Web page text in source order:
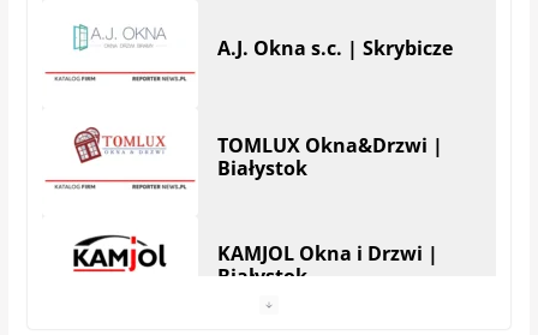
A.J. Okna s.c. | Skrybicze
TOMLUX Okna&Drzwi |
Białystok
KAMJOL Okna i Drzwi |
Białystok